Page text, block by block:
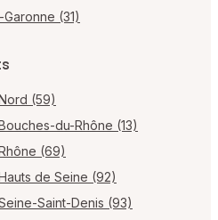
(31)
(59)
du-Rhône (13)
(69)
de Seine (92)
Saint-Denis (93)